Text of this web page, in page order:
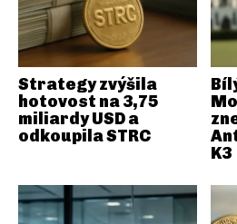
Strategy zvýšila
hotovost na 3,75
miliardy USD a
odkoupila STRC
K3